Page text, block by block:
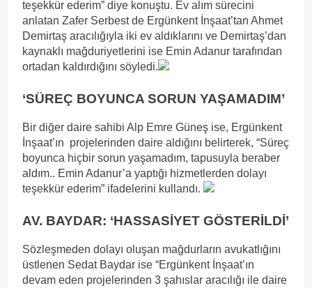
teşekkür ederim” diye konuştu. Ev alım sürecini
anlatan Zafer Serbest de Ergünkent İnşaat’tan Ahmet
Demirtaş aracılığıyla iki ev aldıklarını ve Demirtaş’dan
kaynaklı mağduriyetlerini ise Emin Adanur tarafından
ortadan kaldırdığını söyledi.
‘SÜREÇ BOYUNCA SORUN YAŞAMADIM’
Bir diğer daire sahibi Alp Emre Güneş ise, Ergünkent
İnşaat’ın projelerinden daire aldığını belirterek, “Süreç
boyunca hiçbir sorun yaşamadım, tapusuyla beraber
aldım.. Emin Adanur’a yaptığı hizmetlerden dolayı
teşekkür ederim” ifadelerini kullandı.
AV. BAYDAR: ‘HASSASİYET GÖSTERİLDİ’
Sözleşmeden dolayı oluşan mağdurların avukatlığını
üstlenen Sedat Baydar ise “Ergünkent İnşaat’ın
devam eden projelerinden 3 şahıslar aracılığı ile daire